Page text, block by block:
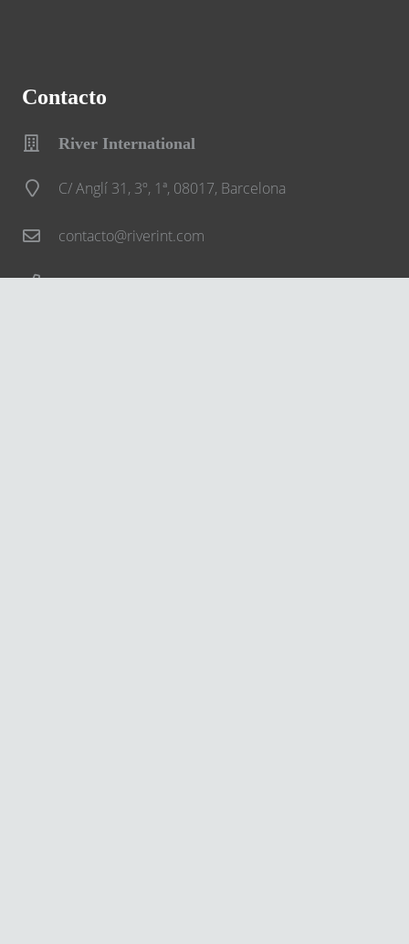
Contacto
River International
C/ Anglí 31, 3º, 1ª, 08017, Barcelona
contacto@riverint.com
932 013 777